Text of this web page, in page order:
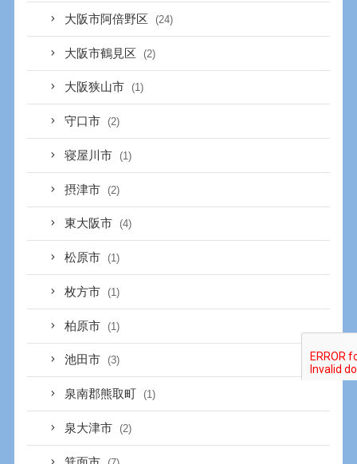
大阪市阿倍野区 (24)
大阪市鶴見区 (2)
大阪狭山市 (1)
守口市 (2)
寝屋川市 (1)
摂津市 (2)
東大阪市 (4)
松原市 (1)
枚方市 (1)
柏原市 (1)
池田市 (3)
泉南郡熊取町 (1)
泉大津市 (2)